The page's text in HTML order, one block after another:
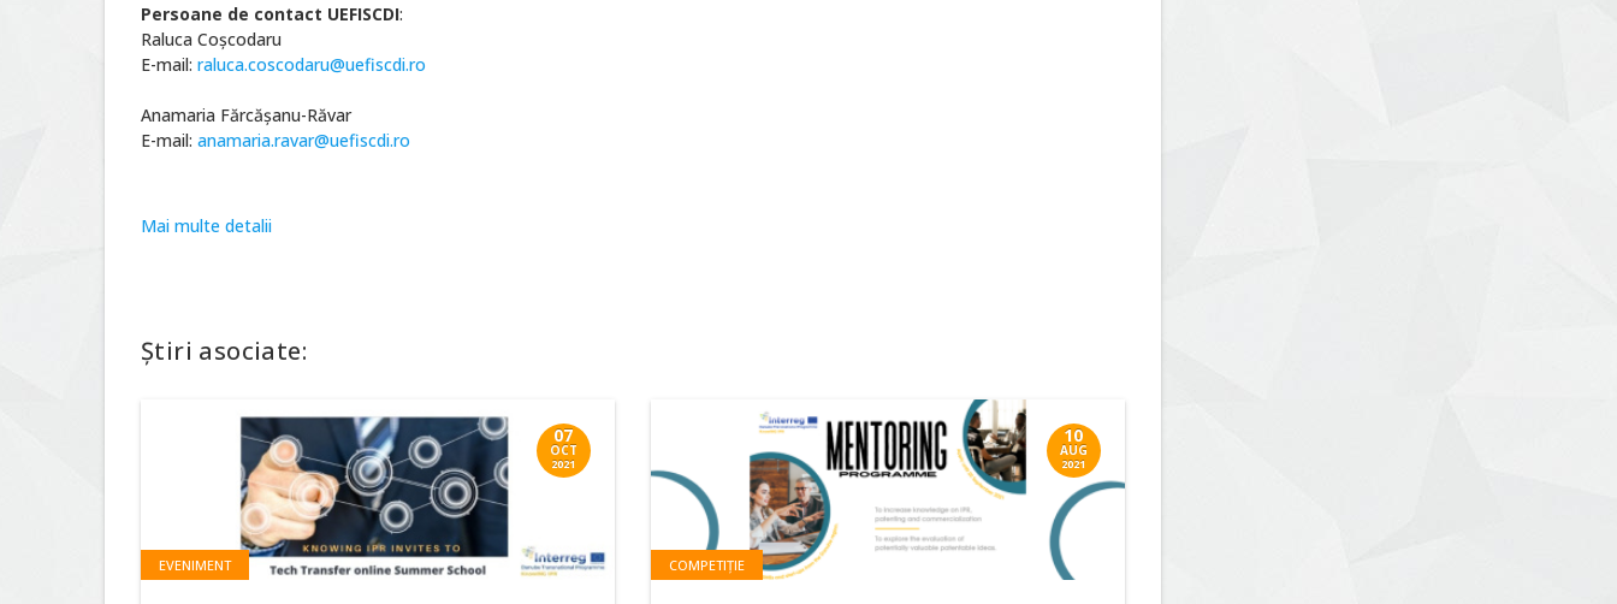
Persoane de contact UEFISCDI:
Raluca Coșcodaru
E-mail: raluca.coscodaru@uefiscdi.ro
Anamaria Fărcășanu-Răvar
E-mail: anamaria.ravar@uefiscdi.ro
Mai multe detalii
Știri asociate:
07
OCT
2021
EVENIMENT
10
AUG
2021
COMPETIȚIE